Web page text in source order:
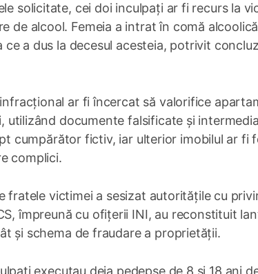
solicitate, cei doi inculpați ar fi recurs la
de alcool. Femeia a intrat în comă
a dus la decesul acesteia, potrivit
ar fi încercat să valorifice
utilizând documente falsificate și
cumpărător fictiv, iar ulterior imobilul ar fi
complici.
fratele victimei a sesizat autoritățile cu
împreună cu ofițerii INI, au reconstituit
și schema de fraudare a proprietății.